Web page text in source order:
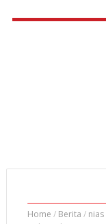
Home / Berita /